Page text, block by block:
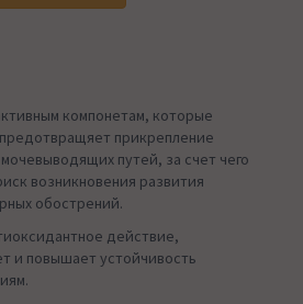
компонетам, которые
прикрепление
путей, за счет чего
возникновения развития
обострений.
действие,
и повышает устойчивость